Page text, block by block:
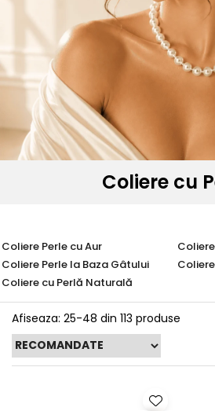
Seturi Perle cu Argint
Brățări cu Perle
Pandantive cu Perle
Brose cu Perle
Coliere cu
Coliere Perle cu Aur
Coliere Perle la Baza Gâtului
Coliere cu Perlă Naturală
Afiseaza: 25-48 din 113 produse